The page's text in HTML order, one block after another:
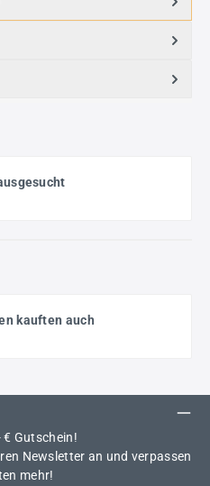
kauften auch
€ Gutschein!
Newsletter an und verpassen
mehr!